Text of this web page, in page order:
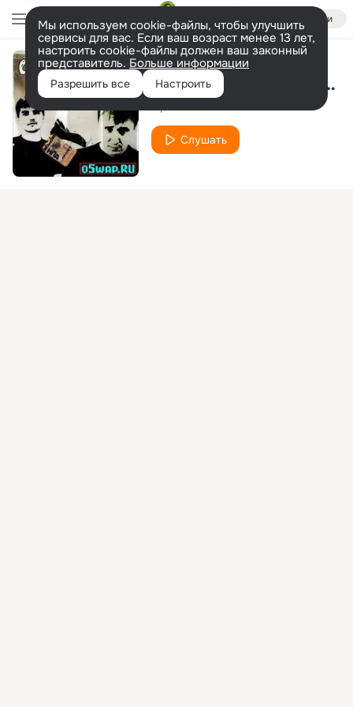
Войти
Мы используем cookie-файлы, чтобы улучшить
сервисы для вас. Если ваш возраст менее 13 лет,
настроить cookie-файлы должен ваш законный
представитель. Больше информации
Разрешить все Настроить Случай в Одессе (Аркадию Северному)
Слушать